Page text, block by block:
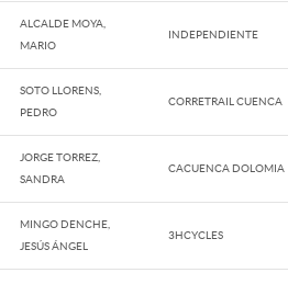
ALCALDE MOYA,
MARIO
INDEPENDIENTE
SOTO LLORENS,
PEDRO
CORRETRAIL CUENCA
JORGE TORREZ,
SANDRA
CACUENCA DOLOMIA
MINGO DENCHE,
JESÚS ÁNGEL
3HCYCLES